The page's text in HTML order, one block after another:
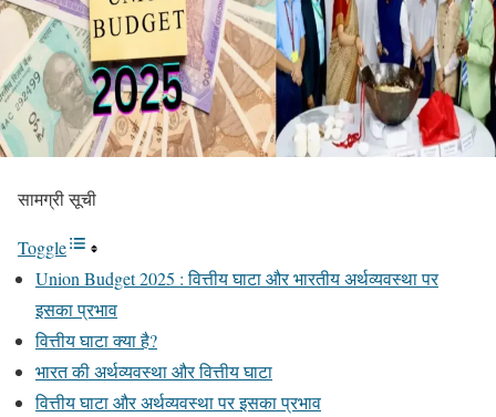
सामग्री सूची
Toggle
Union Budget 2025 : वित्तीय घाटा और भारतीय अर्थव्यवस्था पर
इसका प्रभाव
वित्तीय घाटा क्या है?
भारत की अर्थव्यवस्था और वित्तीय घाटा
वित्तीय घाटा और अर्थव्यवस्था पर इसका प्रभाव